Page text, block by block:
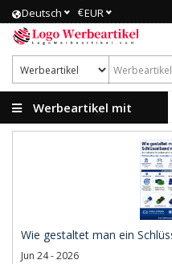
Deutsch €EUR
Werbeartikel mit
Wie gestaltet man ein
Jun 24 - 2026